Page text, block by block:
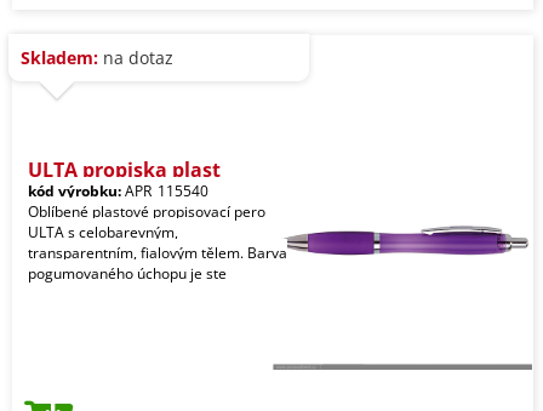
Skladem: na dotaz
ULTA propiska plast
kód výrobku:APR_115540
Oblíbené plastové propisovací pero
ULTA s celobarevným,
transparentním, fialovým tělem. Barva
pogumovaného úchopu je ste